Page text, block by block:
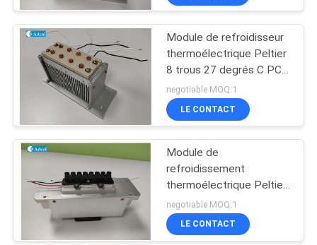
Module de refroidisseur
thermoélectrique Peltier
8 trous 27 degrés C PCR
thermique
negotiable MOQ:1
LE CONTACT
Module de
refroidissement
thermoélectrique Peltier
sensible, cyclone
thermique PCR à huit
trous
negotiable MOQ:1
LE CONTACT